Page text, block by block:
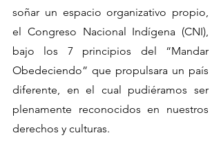
soñar un espacio organizativo propio,
el Congreso Nacional Indígena (CNI),
bajo los 7 principios del “Mandar
Obedeciendo” que propulsara un país
diferente, en el cual pudiéramos ser
plenamente reconocidos en nuestros
derechos y culturas.